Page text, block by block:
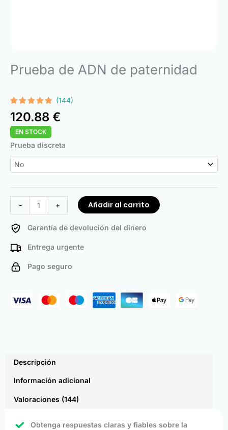
Prueba de ADN de paternidad
Valorado
con4.74
de 5 en
base a
144
valoraciones
de
(144)
120.88 €
EN STOCK
Prueba discreta
-
DNA
Paternity
Test
+ Añadir al carrito
Garantía de devolución del dinero
Entrega urgente
Pago seguro
Descripción
Información adicional
Valoraciones (144)
Obtenga respuestas claras y fiables sobre la